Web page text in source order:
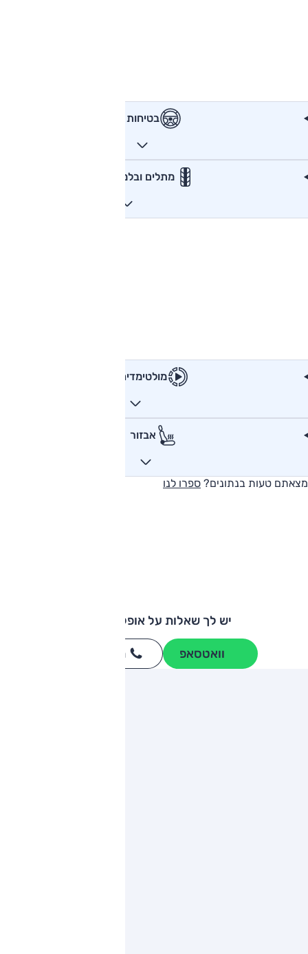
בטיחות
מתלים ובלמים
מולטימדיה
אבזור
מצאתם טעות בנתונים? ספרו לנו
יש לך שאלות על אופל קורסה?
וואטסאפ חייגו
מותגים מתחרים